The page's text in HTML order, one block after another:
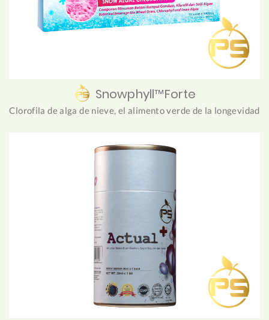
Snowphyll™Forte
Clorofila de alga de nieve, el alimento verde de la longevidad